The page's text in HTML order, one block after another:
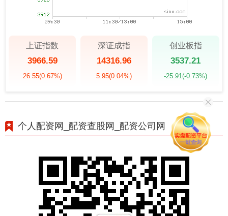
上证指数
3966.59
26.55(0.67%)
深证成指
14316.96
5.95(0.04%)
创业板指
3537.21
-25.91(-0.73%)
个人配资网_配资查股网_配资公司网